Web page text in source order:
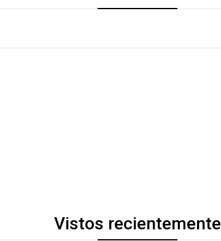
Vistos recientemente